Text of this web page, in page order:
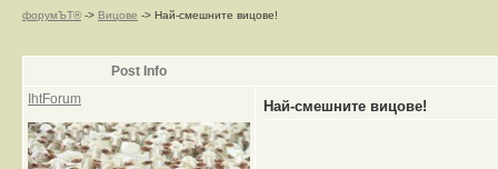
форумЪТ® -> Вицове -> Най-смешните вицове!
Post Info
IhtForum
Най-смешните вицове!